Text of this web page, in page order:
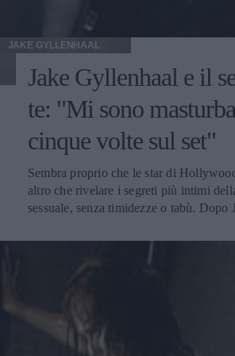
JAKE GYLLENHAAL
Jake Gyllenhaal e il
te: "Mi sono
cinque volte sul set"
Sembra proprio che le star di
altro che rivelare i segreti più intimi
sessuale, senza timidezze o tabù. Dopo
giorno quando si trova in hotel, ecco
giorno fa. E pare che l'attore di "Prince
deciso di vuotare il sacco davanti a un